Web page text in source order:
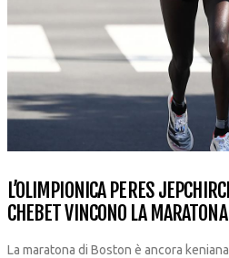
L’OLIMPIONICA PERES
CHEBET VINCONO LA
La maratona di Boston è ancora